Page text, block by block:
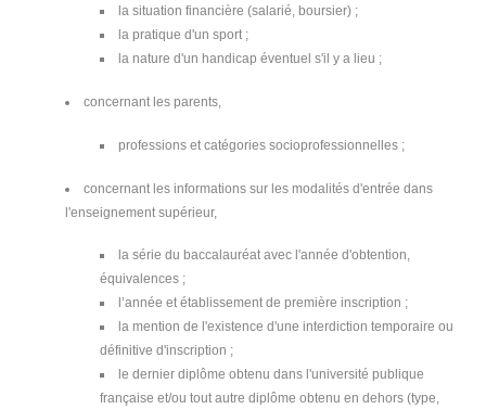
la situation financière (salarié, boursier) ;
la pratique d'un sport ;
la nature d'un handicap éventuel s'il y a lieu ;
concernant les parents,
professions et catégories socioprofessionnelles ;
concernant les informations sur les modalités d'entrée dans
l'enseignement supérieur,
la série du baccalauréat avec l'année d'obtention,
équivalences ;
l’année et établissement de première inscription ;
la mention de l'existence d'une interdiction temporaire ou
définitive d'inscription ;
le dernier diplôme obtenu dans l'université publique
française et/ou tout autre diplôme obtenu en dehors (type,